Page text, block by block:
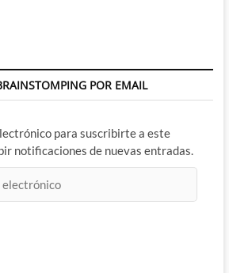
POR EMAIL
para suscribirte a este
notificaciones de nuevas entradas.